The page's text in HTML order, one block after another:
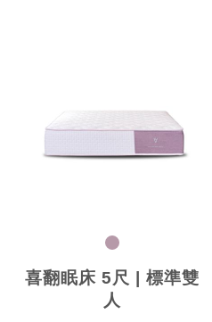
喜翻眠床 5尺 | 標準雙
人